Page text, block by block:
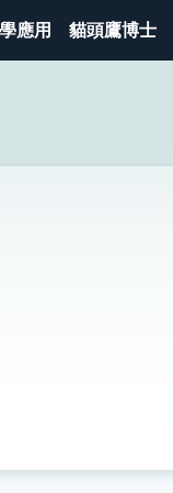
應用 貓頭鷹博士